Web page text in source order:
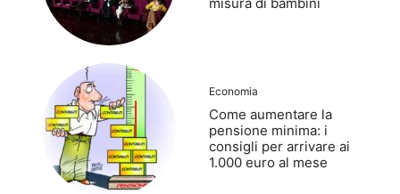
misura di bambini
Economia
Come aumentare la
pensione minima: i
consigli per arrivare ai
1.000 euro al mese